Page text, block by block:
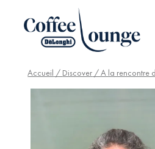
Accueil / Discover / A la rencontre